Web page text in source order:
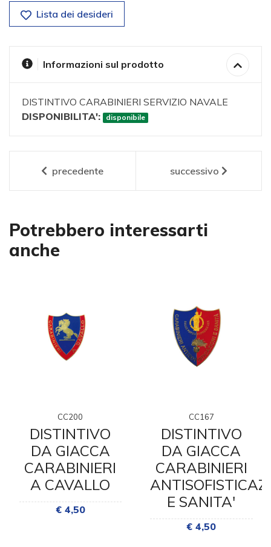
Lista dei desideri
Informazioni sul prodotto
DISTINTIVO CARABINIERI SERVIZIO NAVALE
DISPONIBILITA':
disponibile
precedente successivo
Potrebbero interessarti
anche
CC200
DISTINTIVO
DA GIACCA
CARABINIERI
A CAVALLO
€ 4,50
CC167
DISTINTIVO
DA GIACCA
CARABINIERI
E SANITA'
€ 4,50